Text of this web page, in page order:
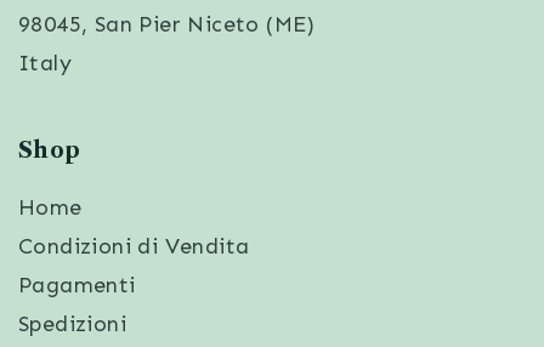
98045, San Pier Niceto (ME)
Italy
Shop
Home
Condizioni di Vendita
Pagamenti
Spedizioni